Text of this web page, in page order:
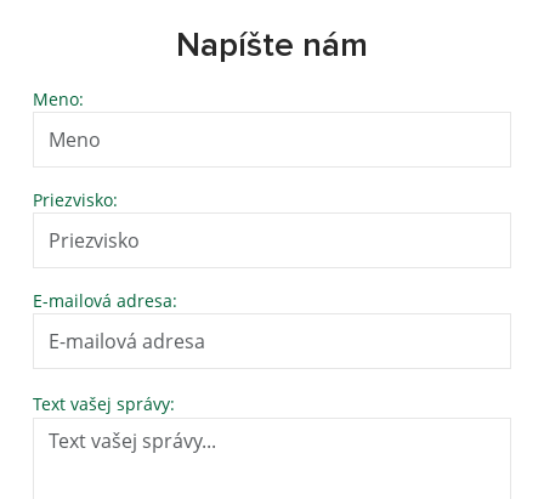
Napíšte nám
Meno:
Priezvisko:
E-mailová adresa:
Text vašej správy: